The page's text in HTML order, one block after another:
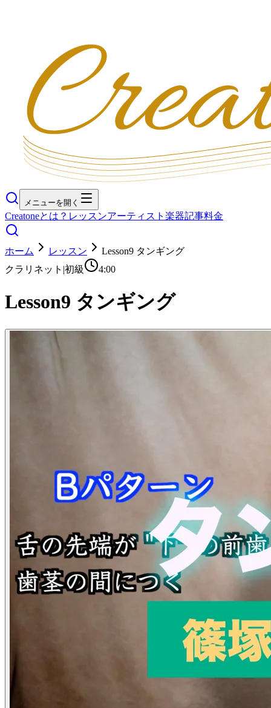
メニューを開く
Creatoneとは？ レッスンアーティスト 楽器記事料金
ホーム レッスン
Lesson9 タンギング
クラリネット |初級 4:00
Lesson9 タンギング